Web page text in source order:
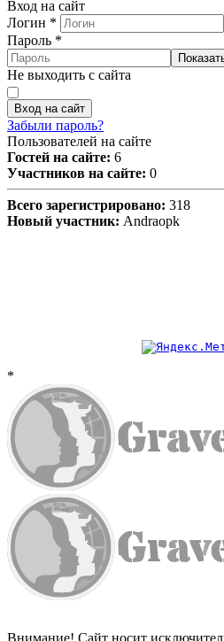
Вход на сайт
Логин *
Пароль *
Не выходить с сайта
Вход на сайт
Забыли пароль?
Пользователей на сайте
Гостей на сайте: 6
Участников на сайте: 0
Всего зарегистрировано: 318
Новый участник: Andraopk
*